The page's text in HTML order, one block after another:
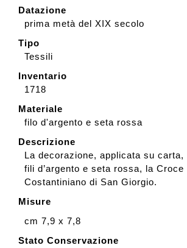
Cerca
English
Datazione
prima metà del XIX secolo
Tipo
Tessili
Inventario
1718
Materiale
filo d'argento e seta rossa
Descrizione
La decorazione, applicata su carta,
fili d’argento e seta rossa, la Croce
Costantiniano di San Giorgio.
Misure
cm 7,9 x 7,8
Stato Conservazione